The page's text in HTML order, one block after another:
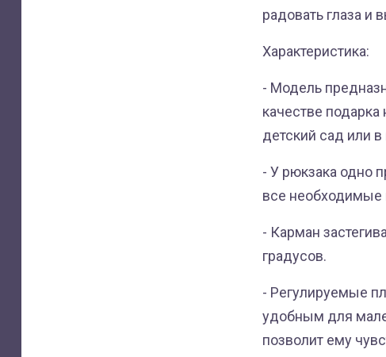
радовать глаза и
Характеристика:
- Модель
качестве
детский сад или
- У рюкзака одно
все
- Карман
градусов.
- Регулируемые
удобным для
позволит ему